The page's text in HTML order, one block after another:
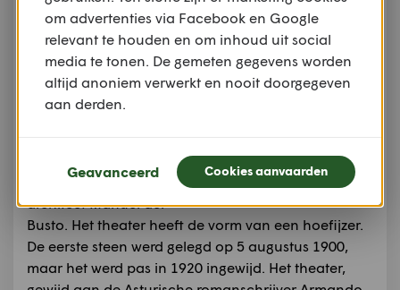
Teatro Palacio Valdés
Asturias
Het Teatro Palacio
Valdés is een theater
Avilés, ontworpen door
architect Manuel del
Busto. Het theater heeft de vorm van een hoefijzer.
De eerste steen werd gelegd op 5 augustus 1900,
maar het werd pas in 1920 ingewijd. Het theater,
om advertenties via Facebook en Google
relevant te houden en om inhoud uit social
media te tonen. De gemeten gegevens worden
altijd anoniem verwerkt en nooit doorgegeven
aan derden.
Geavanceerd Cookies aanvaarden